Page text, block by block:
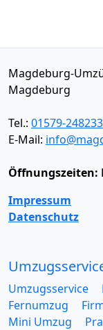
Magdeburg-
Magdeburg
Tel.: 01579-
E-Mail:
Öffnungszeiten:
Impressum
Datenschutz
Umzugsservice
Fernumzug
Mini Umzug